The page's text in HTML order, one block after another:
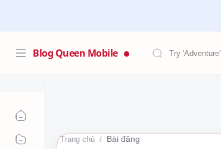
Blog Queen Mobile
Trang chủ Bài đăng